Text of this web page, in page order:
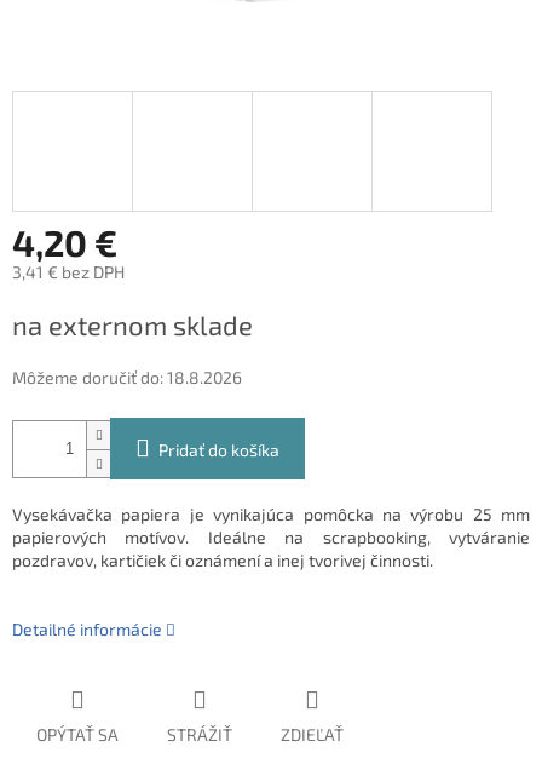
4,20 €
3,41 € bez DPH
cena:
na externom sklade
Môžeme doručiť do:18.8.2026
Pridať do košíka
Vysekávačka papiera je vynikajúca pomôcka na výrobu 25 mm
papierových motívov. Ideálne na scrapbooking, vytváranie
pozdravov, kartičiek či oznámení a inej tvorivej činnosti.
Detailné informácie
OPÝTAŤ SA STRÁŽIŤ ZDIEĽAŤ